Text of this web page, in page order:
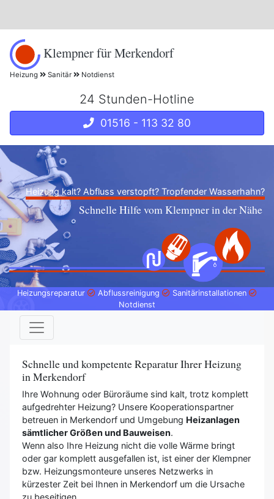
Klempner für Merkendorf
Heizung Sanitär Notdienst
24 Stunden-Hotline
01516 - 113 32 80
Heizung kalt? Abfluss verstopft? Tropfender Wasserhahn?
Schnelle Hilfe vom Klempner in der Nähe
Heizungsreparatur Abflussreinigung
Sanitärinstallationen
Notdienst
Schnelle und kompetente Reparatur Ihrer Heizung
in Merkendorf
Ihre Wohnung oder Büroräume sind kalt, trotz komplett
aufgedrehter Heizung? Unsere Kooperationspartner
betreuen in Merkendorf und Umgebung Heizanlagen
sämtlicher Größen und Bauweisen.
Wenn also Ihre Heizung nicht die volle Wärme bringt
oder gar komplett ausgefallen ist, ist einer der Klempner
bzw. Heizungsmonteure unseres Netzwerks in
kürzester Zeit bei Ihnen in Merkendorf um die Ursache